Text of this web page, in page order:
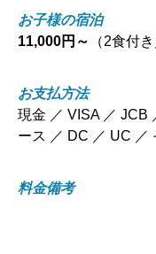
お子様の宿泊
11,000円～
（2食付
お支払方法
現金 ／ VISA ／ JCB
ース ／ DC ／ UC ／
料金備考